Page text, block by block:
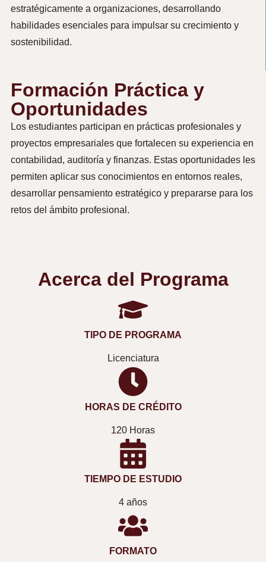
estratégicamente a organizaciones, desarrollando
habilidades esenciales para impulsar su crecimiento y
sostenibilidad.
Formación Práctica y
Oportunidades
Los estudiantes participan en prácticas profesionales y
proyectos empresariales que fortalecen su experiencia en
contabilidad, auditoría y finanzas. Estas oportunidades les
permiten aplicar sus conocimientos en entornos reales,
desarrollar pensamiento estratégico y prepararse para los
retos del ámbito profesional.
Acerca del Programa
TIPO DE PROGRAMA
Licenciatura
HORAS DE CRÉDITO
120 Horas
TIEMPO DE ESTUDIO
4 años
FORMATO